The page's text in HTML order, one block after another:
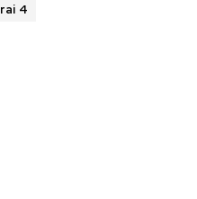
rai 4